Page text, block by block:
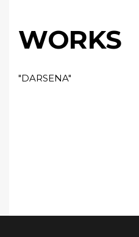
WORKS
"DARSENA"